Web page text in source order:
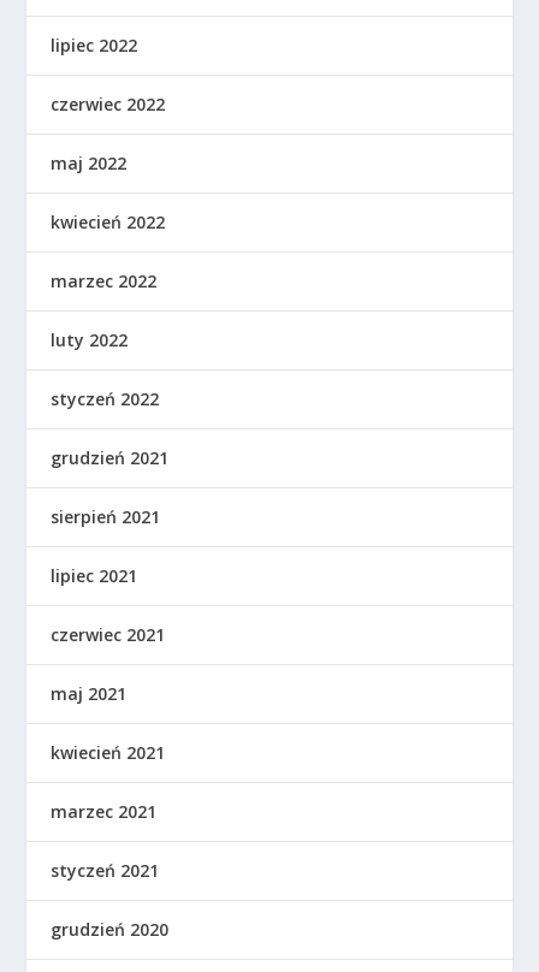
lipiec 2022
czerwiec 2022
maj 2022
kwiecień 2022
marzec 2022
luty 2022
styczeń 2022
grudzień 2021
sierpień 2021
lipiec 2021
czerwiec 2021
maj 2021
kwiecień 2021
marzec 2021
styczeń 2021
grudzień 2020